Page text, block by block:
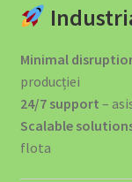
Minimal
producției
24/7 support –
Scalable
flota